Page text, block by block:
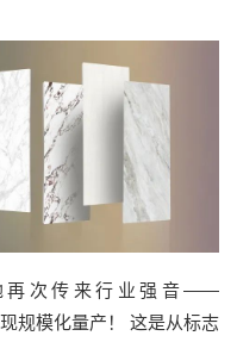
再次传来行业强音——
规模化量产！ 这是从标志